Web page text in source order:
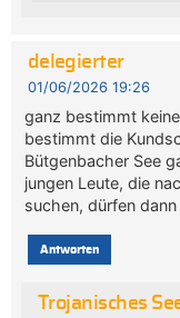
delegierter
01/06/2026 19:26
ganz bestimmt
bestimmt die
Bütgenbacher See
jungen Leute, die
suchen, dürfen
Antworten
Trojanisches